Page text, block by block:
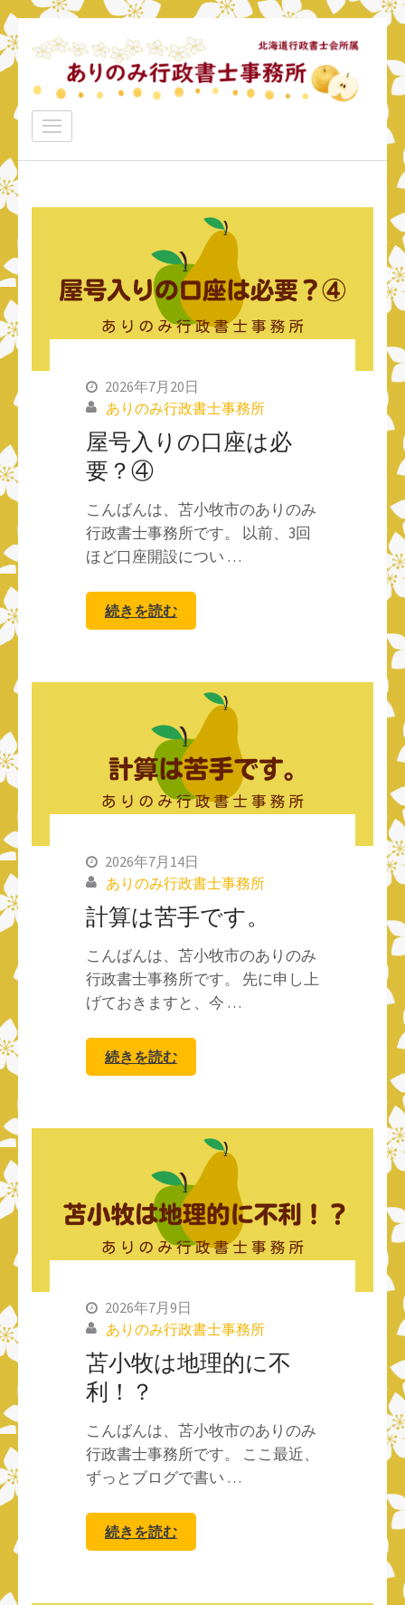
ン
ツ
へ
ス
キ
ッ
プ
(Enter
押
す)
ありのみ行政書士事務所
あなたのナシをアリ！に変えていきたい
2026年7月20日
ありのみ行政書士事務所
屋号入りの口座は必
要？④
こんばんは、苫小牧市のありのみ
行政書士事務所です。 以前、3回
ほど口座開設につい …
続きを読む
2026年7月14日
ありのみ行政書士事務所
計算は苦手です。
こんばんは、苫小牧市のありのみ
行政書士事務所です。 先に申し上
げておきますと、今 …
続きを読む
2026年7月9日
ありのみ行政書士事務所
苫小牧は地理的に不
利！？
こんばんは、苫小牧市のありのみ
行政書士事務所です。 ここ最近、
ずっとブログで書い …
続きを読む